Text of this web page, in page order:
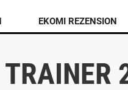
EKOMI REZENSION